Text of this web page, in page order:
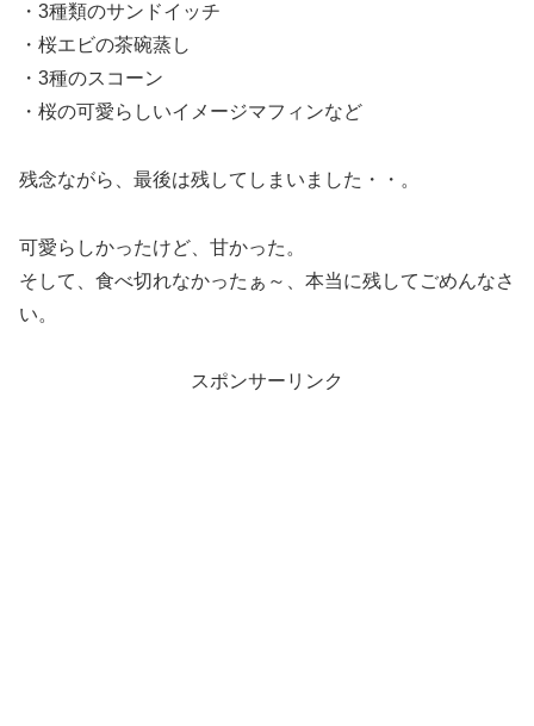
・3種類のサンドイッチ
・桜エビの茶碗蒸し
・3種のスコーン
・桜の可愛らしいイメージマフィンなど
残念ながら、最後は残してしまいました・・。
可愛らしかったけど、甘かった。
そして、食べ切れなかったぁ～、本当に残してごめんなさ
い。
スポンサーリンク